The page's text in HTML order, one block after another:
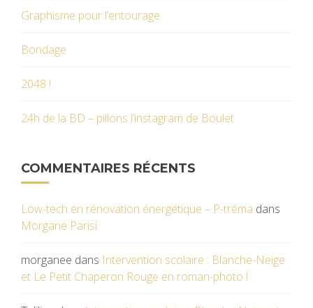
Graphisme pour l’entourage
Bondage
2048 !
24h de la BD – pillons l’instagram de Boulet
COMMENTAIRES RÉCENTS
Low-tech en rénovation énergétique – P-tréma dans
Morgane Parisi
morganee dans Intervention scolaire : Blanche-Neige
et Le Petit Chaperon Rouge en roman-photo !